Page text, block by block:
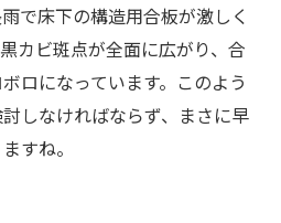
で床下の構造用合板が激しく
カビ斑点が全面に広がり、合
ロになっています。このよう
しなければならず、まさに早
すね。